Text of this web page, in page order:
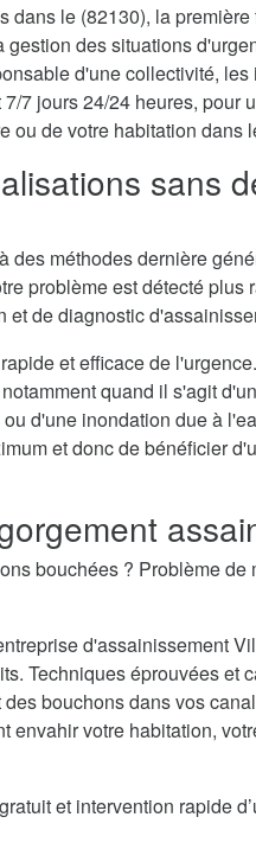
dans le (82130), la
des situations
d'une collectivité,
7 jours 24/24 heures, pour
ou de votre habitation dans
sans
des méthodes dernière
problème est détecté plus
de diagnostic
et efficace de
quand il s'agit
d'une inondation due à
et donc de bénéficier
bouchées ? Problème
d'assainissement
Techniques éprouvées et
bouchons dans vos
envahir votre habitation,
et intervention rapide